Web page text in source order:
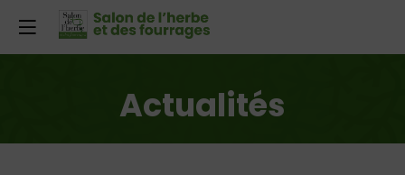
Actualités